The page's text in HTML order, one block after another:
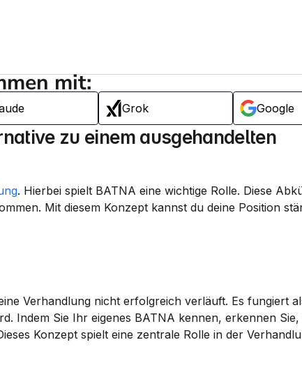
mit:
Grok Google
zu einem ausgehandelten
. Hierbei spielt BATNA eine wichtige Rolle. Diese
. Mit diesem Konzept kannst du deine Position
Verhandlung nicht erfolgreich verläuft. Es fungiert
Indem Sie Ihr eigenes BATNA kennen, erkennen Sie,
Konzept spielt eine zentrale Rolle in der